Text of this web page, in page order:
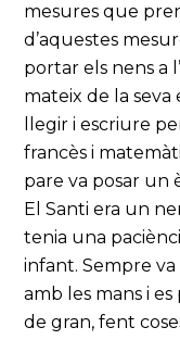
mesures que
d’aquestes
portar els nens a
mateix de la seva
llegir i escriure
francès i
pare va posar un
El Santi era un
tenia una
infant. Sempre
amb les mans i
de gran, fent